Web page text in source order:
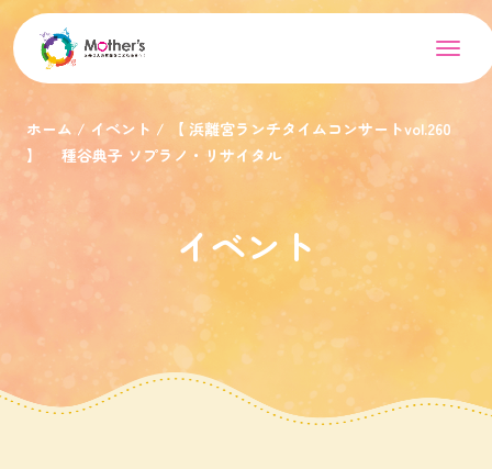
ホーム イベント
【 浜離宮ランチタイムコンサートvol.260
】 種谷典子 ソプラノ・リサイタル
イベント